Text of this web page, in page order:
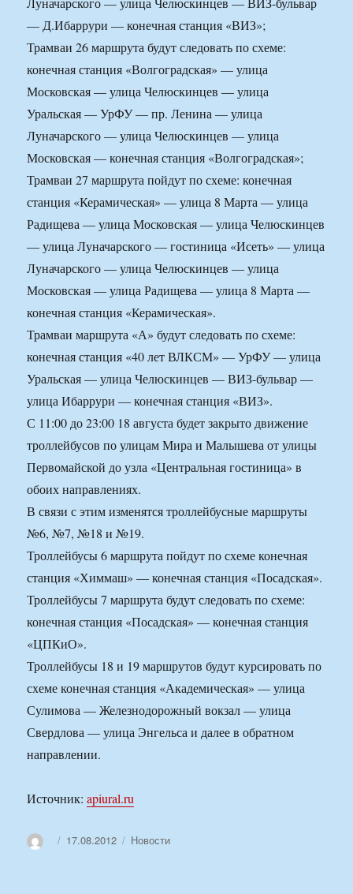
— Д.Ибаррури — конечная станция «ВИЗ»;
Трамваи 26 маршрута будут следовать по схеме:
конечная станция «Волгоградская» — улица
Московская — улица Челюскинцев — улица
Уральская — УрФУ — пр. Ленина — улица
Луначарского — улица Челюскинцев — улица
Московская — конечная станция «Волгоградская»;
Трамваи 27 маршрута пойдут по схеме: конечная
станция «Керамическая» — улица 8 Марта — улица
Радищева — улица Московская — улица Челюскинцев
— улица Луначарского — гостиница «Исеть» — улица
Луначарского — улица Челюскинцев — улица
Московская — улица Радищева — улица 8 Марта —
конечная станция «Керамическая».
Трамваи маршрута «А» будут следовать по схеме:
конечная станция «40 лет ВЛКСМ» — УрФУ — улица
Уральская — улица Челюскинцев — ВИЗ-бульвар —
улица Ибаррури — конечная станция «ВИЗ».
С 11:00 до 23:00 18 августа будет закрыто движение
троллейбусов по улицам Мира и Малышева от улицы
Первомайской до узла «Центральная гостиница» в
обоих направлениях.
В связи с этим изменятся троллейбусные маршруты
№6, №7, №18 и №19.
Троллейбусы 6 маршрута пойдут по схеме конечная
станция «Химмаш» — конечная станция «Посадская».
Троллейбусы 7 маршрута будут следовать по схеме:
конечная станция «Посадская» — конечная станция
«ЦПКиО».
Троллейбусы 18 и 19 маршрутов будут курсировать по
схеме конечная станция «Академическая» — улица
Сулимова — Железнодорожный вокзал — улица
Свердлова — улица Энгельса и далее в обратном
направлении.
Источник:apiural.ru
АвторОпубликовано
17.08.2012 Рубрики
Новости